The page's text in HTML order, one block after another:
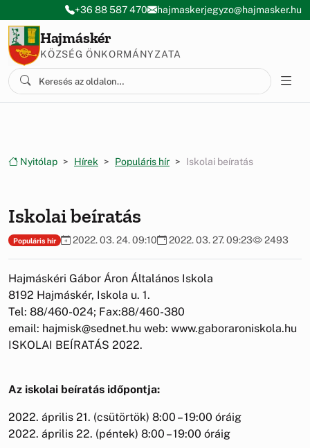
Ugrás a menüre
Ugrás a tartalomra
+36 88 587 470 hajmaskerjegyzo@hajmasker.hu
Hajmáskér
KÖZSÉG ÖNKORMÁNYZATA
Nyitólap Hírek Populáris hír Iskolai beíratás
Iskolai beíratás
Populáris hír 2022. 03. 24. 09:10 2022. 03. 27. 09:23 2493
Hajmáskéri Gábor Áron Általános Iskola
8192 Hajmáskér, Iskola u. 1.
Tel: 88/460-024; Fax:88/460-380
email: hajmisk@sednet.hu web: www.gaboraroniskola.hu
ISKOLAI BEÍRATÁS 2022.
Az iskolai beíratás időpontja:
2022. április 21. (csütörtök) 8:00 – 19:00 óráig
2022. április 22. (péntek) 8:00 – 19:00 óráig